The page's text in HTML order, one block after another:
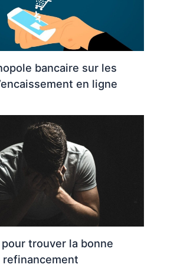
bancaire sur les
en ligne
trouver la bonne